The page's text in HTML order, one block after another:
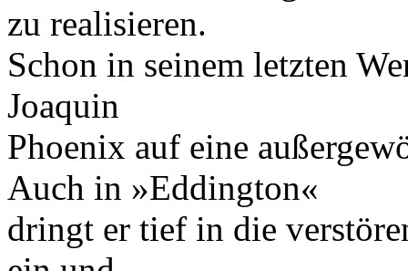
zu realisieren.
Schon in seinem letzten
Joaquin
Phoenix auf eine
Auch in »Eddington«
dringt er tief in die